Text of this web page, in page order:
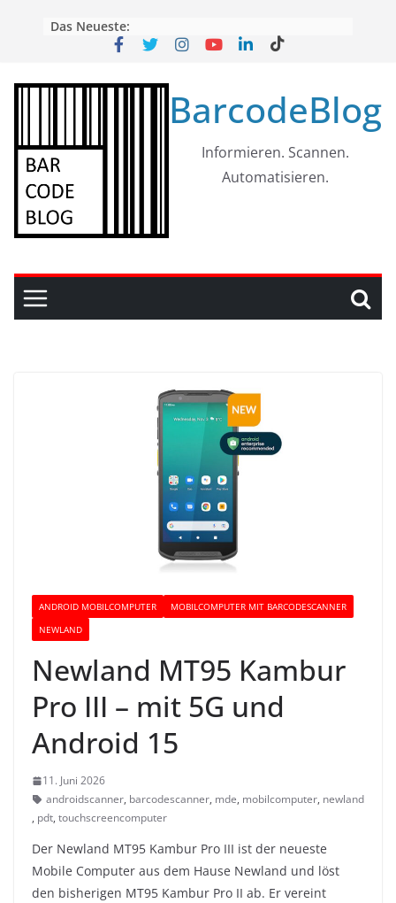
Das Neueste:
BarcodeBlog
Informieren. Scannen.
Automatisieren.
ANDROID MOBILCOMPUTER
MOBILCOMPUTER MIT BARCODESCANNER
NEWLAND
Newland MT95 Kambur
Pro III – mit 5G und
Android 15
11. Juni 2026
androidscanner, barcodescanner, mde, mobilcomputer, newland
, pdt, touchscreencomputer
Der Newland MT95 Kambur Pro III ist der neueste
Mobile Computer aus dem Hause Newland und löst
den bisherigen MT95 Kambur Pro II ab. Er vereint